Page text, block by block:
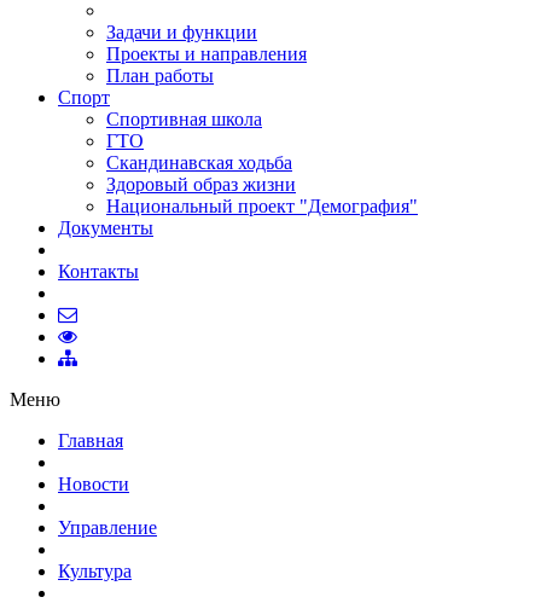
Задачи и функции
Проекты и направления
План работы
Спорт
Спортивная школа
ГТО
Скандинавская ходьба
Здоровый образ жизни
Национальный проект "Демография"
Документы
Контакты
Меню
Главная
Новости
Управление
Культура